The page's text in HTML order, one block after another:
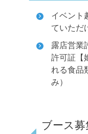
イベント
ていただ
露店営業
許可証【
れる食品
み）
ブース